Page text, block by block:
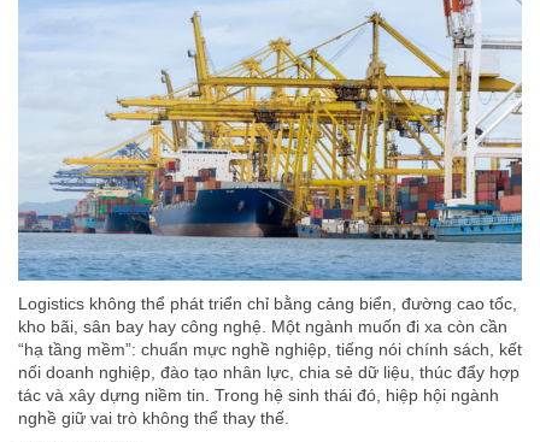
Logistics không thể phát triển chỉ bằng cảng biển, đường cao tốc,
kho bãi, sân bay hay công nghệ. Một ngành muốn đi xa còn cần
“hạ tầng mềm”: chuẩn mực nghề nghiệp, tiếng nói chính sách, kết
nối doanh nghiệp, đào tạo nhân lực, chia sẻ dữ liệu, thúc đẩy hợp
tác và xây dựng niềm tin. Trong hệ sinh thái đó, hiệp hội ngành
nghề giữ vai trò không thể thay thế.